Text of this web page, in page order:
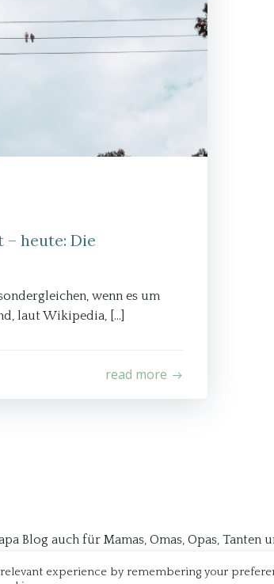
heute: Die
wenn es um
laut Wikipedia, […]
read more
Blog auch für Mamas, Omas, Opas,
experience by remembering your